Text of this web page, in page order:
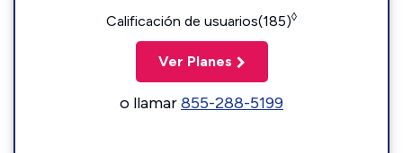
Calificación de usuarios(185)◊
Ver Planes
o llamar855-288-5199